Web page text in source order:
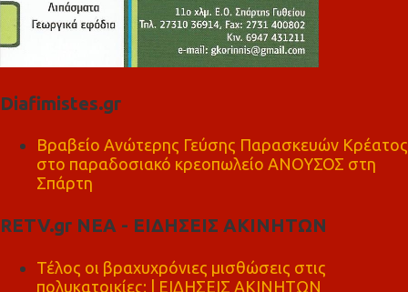
Diafimistes.gr
Βραβείο Ανώτερης Γεύσης Παρασκευών Κρέατος
στο παραδοσιακό κρεοπωλείο ΑΝΟΥΣΟΣ στη
Σπάρτη
RETV.gr ΝΕΑ - ΕΙΔΗΣΕΙΣ ΑΚΙΝΗΤΩΝ
Τέλος οι βραχυχρόνιες μισθώσεις στις
πολυκατοικίες; | ΕΙΔΗΣΕΙΣ ΑΚΙΝΗΤΩΝ